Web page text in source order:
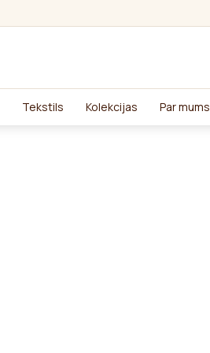
Tekstils Kolekcijas Par mums